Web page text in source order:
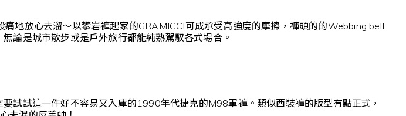
地放心去溜～以攀岩褲起家的GRAMICCI可成承受高強度的摩擦，褲頭的的Webbing belt
論是城市散步或是戶外旅行都能純熟駕馭各式場合。
試試這一件好不容易又入庫的1990年代捷克的M98軍褲。類似西裝褲的版型有點正式，